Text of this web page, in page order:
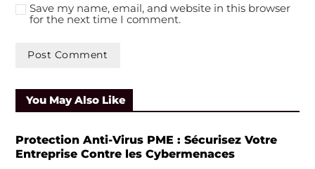
Save my name, email, and website in this browser
for the next time I comment.
You May Also Like
Protection Anti-Virus PME : Sécurisez Votre
Entreprise Contre les Cybermenaces